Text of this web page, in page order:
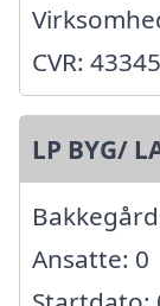
CVR:
LP BYG/
Ansatte: 0